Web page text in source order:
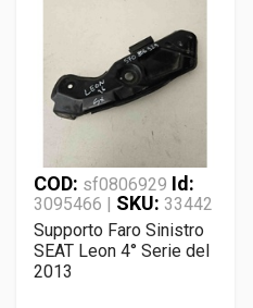
COD: sf0806929 Id:
3095466 | SKU: 33442
Supporto Faro Sinistro
SEAT Leon 4° Serie del
2013